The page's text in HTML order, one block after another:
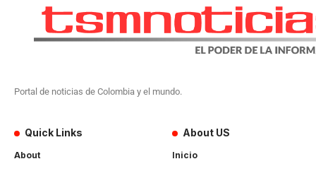
Portal de noticias de Colombia y el mundo.
Quick Links
About
About US
Inicio